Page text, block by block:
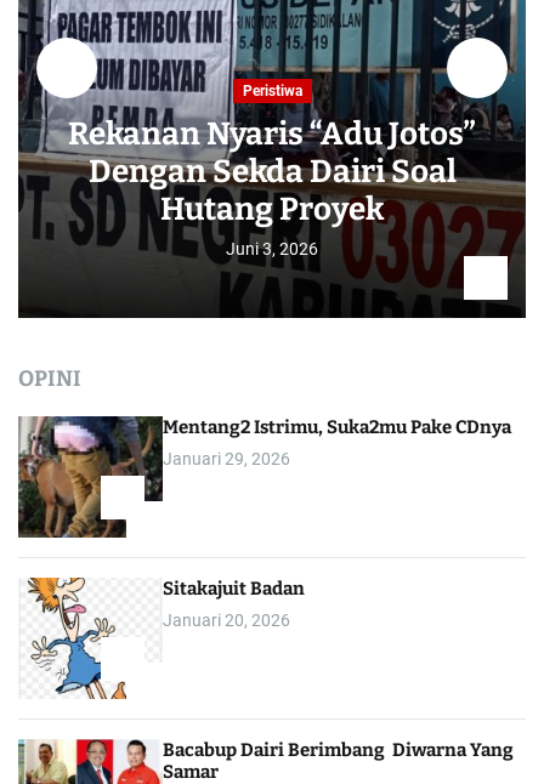
Peristiwa
Rekanan Nyaris “Adu Jotos”
Dengan Sekda Dairi Soal
Hutang Proyek
Juni 3, 2026
OPINI
Mentang2 Istrimu, Suka2mu Pake CDnya
Januari 29, 2026
Sitakajuit Badan
Januari 20, 2026
Bacabup Dairi Berimbang Diwarna Yang
Samar